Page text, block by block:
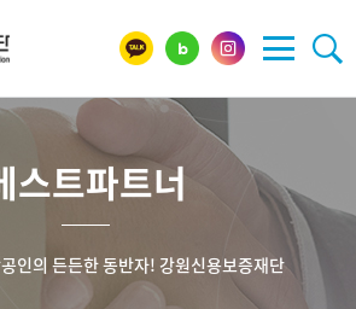
스트파트너
인의 든든한 동반자! 강원신용보증재단